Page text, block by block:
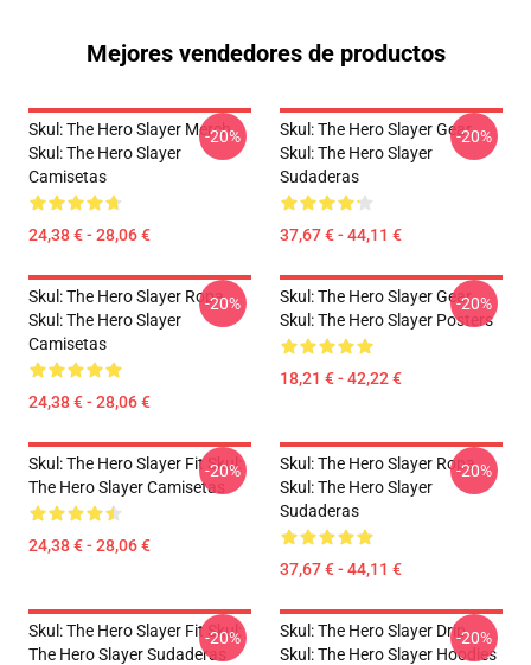
Mejores vendedores de productos
Skul: The Hero Slayer Merch
Skul: The Hero Slayer
Camisetas
24,38 € - 28,06 €
-20%
Skul: The Hero Slayer Gear
Skul: The Hero Slayer
Sudaderas
37,67 € - 44,11 €
-20%
Skul: The Hero Slayer Ropa
Skul: The Hero Slayer
Camisetas
24,38 € - 28,06 €
-20%
Skul: The Hero Slayer Gear
Skul: The Hero Slayer Posters
18,21 € - 42,22 €
-20%
Skul: The Hero Slayer Fit Skul:
The Hero Slayer Camisetas
24,38 € - 28,06 €
-20%
Skul: The Hero Slayer Ropa
Skul: The Hero Slayer
Sudaderas
37,67 € - 44,11 €
-20%
Skul: The Hero Slayer Fit Skul:
The Hero Slayer Sudaderas
-20%
Skul: The Hero Slayer Drip
Skul: The Hero Slayer Hoodies
-20%